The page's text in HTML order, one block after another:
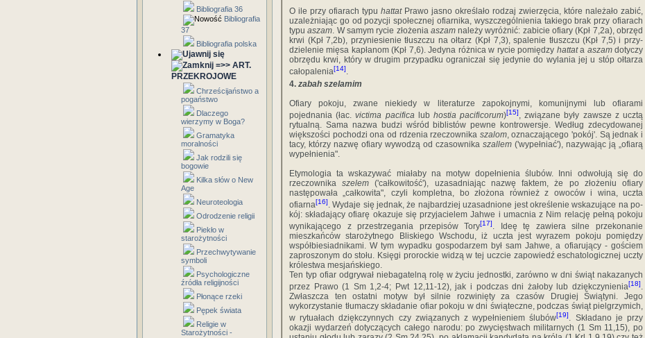
Bibliografia 36
Bibliografia
37
Bibliografia polska
=>> ART.
PRZEKROJOWE
Chrześcijaństwo a
pogaństwo
Dlaczego
wierzymy w Boga?
Gramatyka
moralności
Jak rodzili się
bogowie
Kilka słów o New
Age
Neuroteologia
Odrodzenie religii
Piekło w
starożytności
Przechwytywanie
symboli
Psychologiczne
źródła religijności
Płonące rzeki
Pępek świata
Religie w
Starożytności -
O ile przy ofiarach typu hattatPrawo jasno określało rodzaj zwierzęcia, które należało zabić,
uzależniając go od pozycji spo­łecznej ofiarnika, wyszczególnienia takiego brak przy ofiarach
typuaszam. W samym rycie złożenia aszamnależy wyróżnić: zabicie ofiary (Kpł 7,2a), obrzęd
krwi (Kpł 7,2b), przyniesienie tłuszczu na ołtarz (Kpł 7,3), spalenie tłuszczu (Kpł 7,5) i przy­
dzielenie mięsa kapłanom (Kpł 7,6). Jedyna różnica w rycie po­między hattata aszamdotyczy
obrzędu krwi, który w drugim przypadku ograniczał się jedynie do wylania jej u stóp ołtarza
całopalenia[14].
4. zabah szelamim
Ofiary pokoju, zwane niekiedy w literaturze zapokojnymi, komunijnymi lub ofiarami
pojednania (łac.victima pacificalub hostia pacificorum)[15], związane były zawsze z ucztą
rytualną. Sama nazwa budzi wśród biblistów pewne kontrowersje. Według zdecydowanej
większości pochodzi ona od rdzenia rzeczowni­ka szalom, oznaczającego 'pokój'. Są jednak i
tacy, którzy nazwę ofiary wywodzą od czasownika szallem ('wypełniać'), nazywa­jąc ją „ofiarą
wypełnienia".
Etymologia ta wskazywać miałaby na motyw dopełnienia ślubów. Inni odwołują się do
rzeczownikaszelem ('całkowitość'), uzasadniając nazwę faktem, że po złoże­niu ofiary
następowała „całkowita", czyli kompletna, bo złożona również z owoców i wina, uczta
ofiarna[16]. Wydaje się jednak, że najbardziej uzasadnione jest określenie wskazujące na po­
kój: składający ofiarę okazuje się przyjacielem Jahwe i umacnia z Nim relację pełną pokoju
wynikającego z przestrzegania prze­pisów Tory[17]. Ideę tę zawiera silne przekonanie
mieszkańców starożytnego Bliskiego Wschodu, iż uczta jest wyrazem pokoju pomiędzy
współbiesiadnikami. W tym wypadku gospodarzem był sam Jahwe, a ofiarujący - gościem
zaproszonym do stołu. Księgi prorockie widzą w tej uczcie zapowiedź eschatologicznej uczty
królestwa mesjańskiego.
Ten typ ofiar odgrywał niebagatelną rolę w życiu jednost­ki, zarówno w dni świąt nakazanych
przez Prawo (1 Sm 1,2-4; Pwt 12,11-12), jak i podczas dni żałoby lub dziękczynienia[18].
Zwłaszcza ten ostatni motyw był silnie rozwinięty za czasów Drugiej Świątyni. Jego
wykorzystanie tłumaczy składanie ofiar pokoju w dni świąteczne, podczas świąt pielgrzymich,
w rytua­łach dziękczynnych czy związanych z wypełnieniem ślubów[19]. Składano je przy
okazji wydarzeń dotyczących całego narodu: po zwycięstwach militarnych (1 Sm 11,15), po